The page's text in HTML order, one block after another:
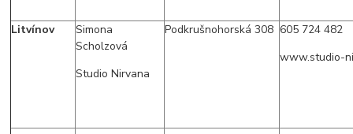
Litvínov
Simona
Scholzová
Studio Nirvana
Podkrušnohorská 308 605 724 482
www.studio-